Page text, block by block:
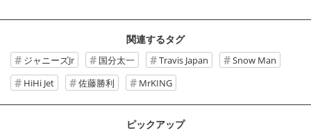
関連するタグ
ジャニーズJr 国分太一 Travis Japan
Snow Man
HiHi Jet
佐藤勝利 MrKING
ピックアップ